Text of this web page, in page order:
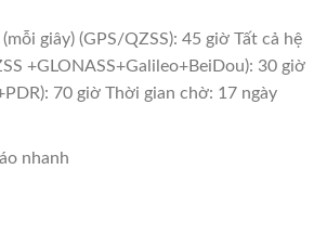
giây) (GPS/QZSS): 45 giờ Tất cả hệ
+GLONASS+Galileo+BeiDou): 30 giờ
70 giờ Thời gian chờ: 17 ngày
nhanh